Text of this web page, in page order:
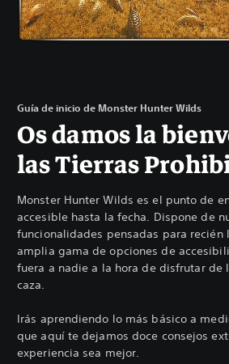
Guía de inicio de Monster Hunter Wilds
Os damos la
las Tierras
Monster Hunter Wilds es el punto de
accesible hasta la fecha. Dispone de
funcionalidades pensadas para recién
amplia gama de opciones de
fuera a nadie a la hora de disfrutar de
caza.
Irás aprendiendo lo más básico a
que aquí te dejamos doce consejos
experiencia sea mejor.